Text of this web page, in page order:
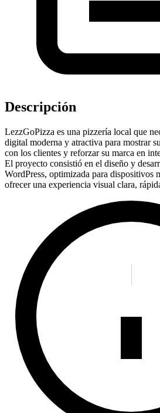
Descripción
LezzGoPizza es una pizzería local que
digital moderna y atractiva para mostrar
con los clientes y reforzar su marca en
El proyecto consistió en el diseño y
WordPress, optimizada para dispositivos
ofrecer una experiencia visual clara,